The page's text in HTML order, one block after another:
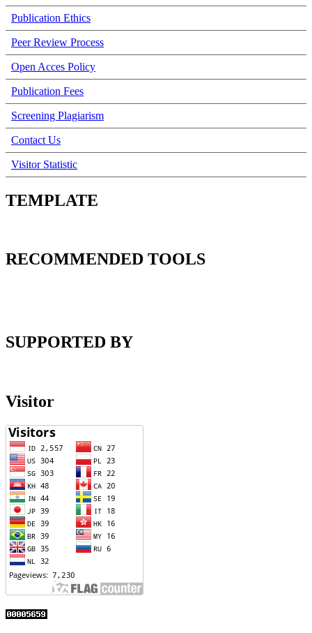
Publication Ethics
Peer Review Process
Open Acces Policy
Publication Fees
Screening Plagiarism
Contact Us
Visitor Statistic
TEMPLATE
RECOMMENDED TOOLS
SUPPORTED BY
Visitor